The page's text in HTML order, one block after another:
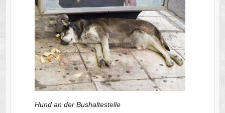
Hund an der Bushaltestelle